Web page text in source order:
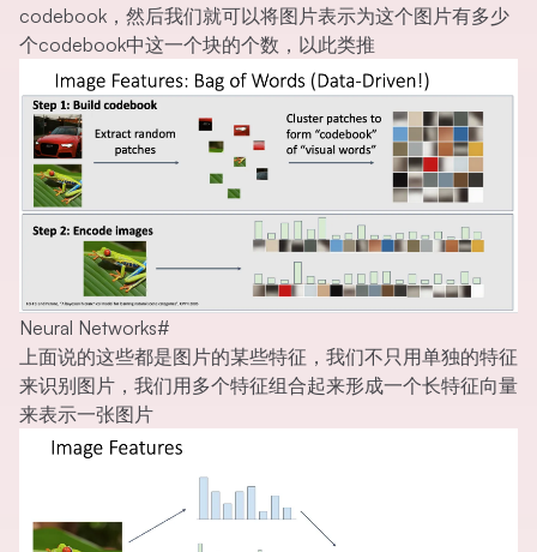
codebook，然后我们就可以将图片表示为这个图片有多少
个codebook中这一个块的个数，以此类推
Neural Networks#
上面说的这些都是图片的某些特征，我们不只用单独的特征
来识别图片，我们用多个特征组合起来形成一个长特征向量
来表示一张图片